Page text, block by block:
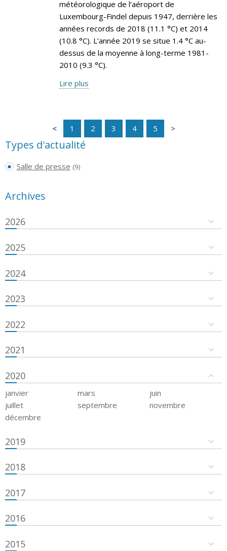
météorologique de l’aéroport de
Luxembourg-Findel depuis 1947, derrière les
années records de 2018 (11.1 °C) et 2014
(10.8 °C). L’année 2019 se situe 1.4 °C au-
dessus de la moyenne à long-terme 1981-
2010 (9.3 °C).
Lire plus
1 2 3 4 5
Types d'actualité
Salle de presse (9)
Archives
2026
2025
2024
2023
2022
2021
2020
janvier mars
juin
juillet
septembre
novembre
décembre
2019
2018
2017
2016
2015